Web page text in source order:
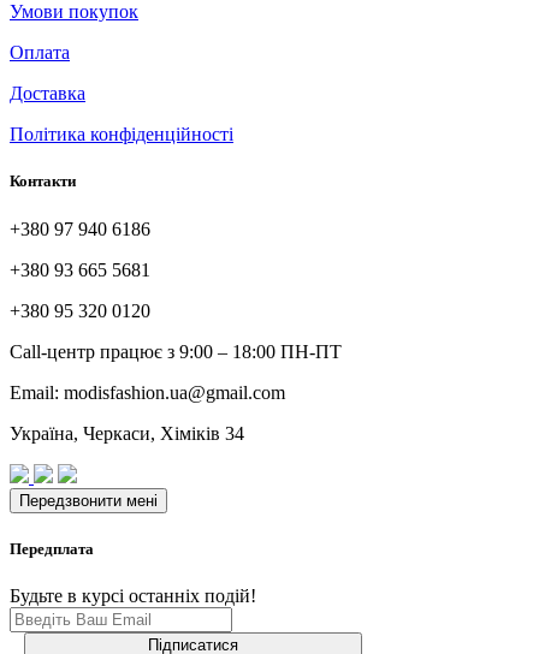
Умови покупок
Оплата
Доставка
Політика конфіденційності
Контакти
+380 97 940 6186
+380 93 665 5681
+380 95 320 0120
Call-центр працює з 9:00 – 18:00 ПН-ПТ
Email: modisfashion.ua@gmail.com
Україна, Черкаси, Хіміків 34
Передплата
Будьте в курсі останніх подій!